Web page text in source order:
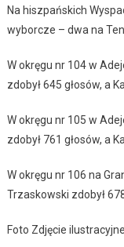
Na hiszpańskich
wyborcze – dwa na
W okręgu nr 104 w
zdobył 645 głosów, a
W okręgu nr 105 w
zdobył 761 głosów, a
W okręgu nr 106 na
Trzaskowski zdobył
Foto Zdjęcie